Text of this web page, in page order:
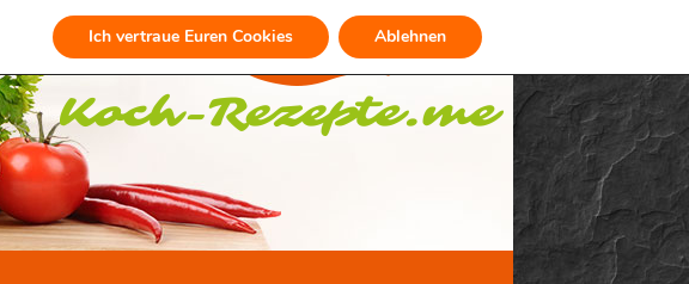
Ich vertraue Euren Cookies Ablehnen